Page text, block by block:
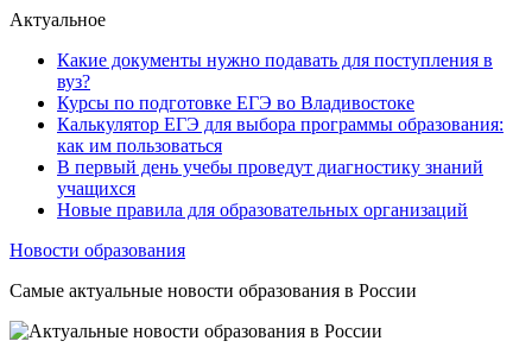
Актуальное
Какие документы нужно подавать для поступления в
вуз?
Курсы по подготовке ЕГЭ во Владивостоке
Калькулятор ЕГЭ для выбора программы образования:
как им пользоваться
В первый день учебы проведут диагностику знаний
учащихся
Новые правила для образовательных организаций
Новости образования
Самые актуальные новости образования в России